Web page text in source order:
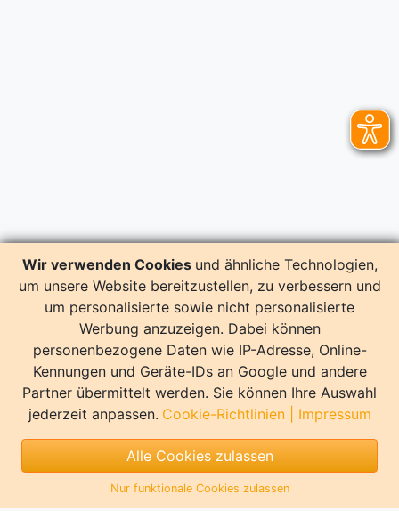
Wir verwenden Cookies und ähnliche Technologien,
um unsere Website bereitzustellen, zu verbessern und
um personalisierte sowie nicht personalisierte
Werbung anzuzeigen. Dabei können
personenbezogene Daten wie IP-Adresse, Online-
Kennungen und Geräte-IDs an Google und andere
Partner übermittelt werden. Sie können Ihre Auswahl
jederzeit anpassen. Cookie-Richtlinien| Impressum
Alle Cookies zulassen
Nur funktionale Cookies zulassen